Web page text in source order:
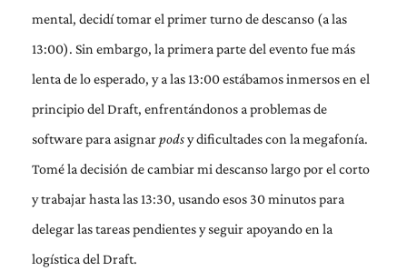
mental, decidí tomar el primer turno de descanso (a las
13:00). Sin embargo, la primera parte del evento fue más
lenta de lo esperado, y a las 13:00 estábamos inmersos en el
principio del Draft, enfrentándonos a problemas de
software para asignarpodsy dificultades con la megafonía.
Tomé la decisión de cambiar mi descanso largo por el corto
y trabajar hasta las 13:30, usando esos 30 minutos para
delegar las tareas pendientes y seguir apoyando en la
logística del Draft.